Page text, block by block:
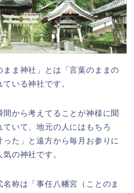
ま神社」とは「言葉のままの
いる神社です。
間から考えてることが神様に聞
いて、地元の人にはもちろ
った」と遠方から毎月お参りに
の神社です。
称は「事任八幡宮（ことのま